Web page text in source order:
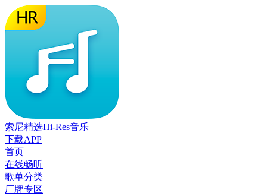
索尼精选Hi-Res音乐
下载APP
首页
在线畅听
歌单分类
厂牌专区